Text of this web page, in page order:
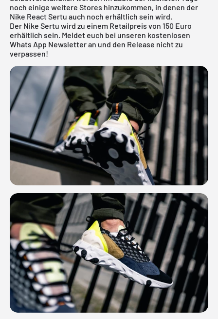
noch einige weitere Stores hinzukommen, in denen der
Nike React Sertu auch noch erhältlich sein wird.
Der Nike Sertu wird zu einem Retailpreis von 150 Euro
erhältlich sein. Meldet euch bei unseren kostenlosen
Whats App Newsletter an und den Release nicht zu
verpassen!